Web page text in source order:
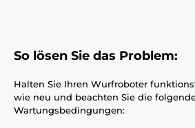
So lösen Sie das Problem:
Halten Sie Ihren Wurfroboter
wie neu und beachten Sie die
Wartungsbedingungen: